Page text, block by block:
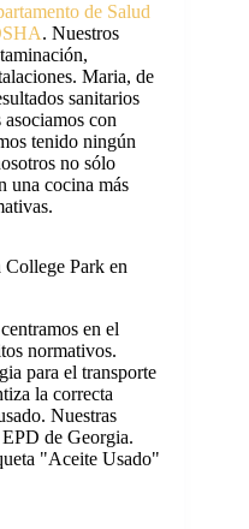
de Salud
. Nuestros
Maria, de
sanitarios
con
tenido ningún
no sólo
una cocina más
Park en
en el
normativos.
para el transporte
la correcta
Nuestras
de Georgia.
"Aceite Usado"